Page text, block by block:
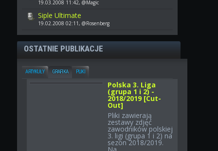
19.03.2008 11:42, @Magic
Siple Ultimate
19.02.2008 02:11, @Rosenberg
OSTATNIE PUBLIKACJE
ARTYKUŁY GRAFIKA PLIKI
Polska 3. Liga
(grupa 1 i 2) -
2018/2019 [Cut-
Out]
Pliki zawierają
zestawy zdjęć
zawodników polskiej
3. ligi (grupa 1 i 2) na
sezon 2018/2019.